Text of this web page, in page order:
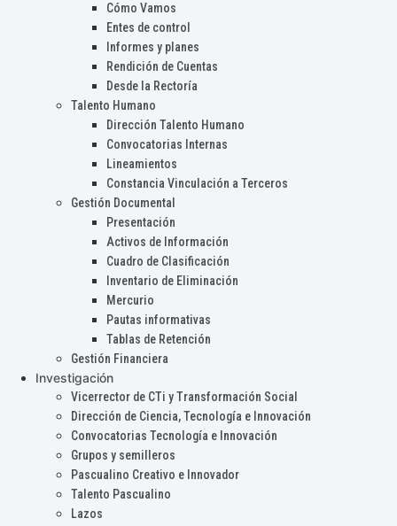
Cómo Vamos
Entes de control
Informes y planes
Rendición de Cuentas
Desde la Rectoría
Talento Humano
Dirección Talento Humano
Convocatorias Internas
Lineamientos
Constancia Vinculación a Terceros
Gestión Documental
Presentación
Activos de Información
Cuadro de Clasificación
Inventario de Eliminación
Mercurio
Pautas informativas
Tablas de Retención
Gestión Financiera
Investigación
Vicerrector de CTi y Transformación Social
Dirección de Ciencia, Tecnología e Innovación
Convocatorias Tecnología e Innovación
Grupos y semilleros
Pascualino Creativo e Innovador
Talento Pascualino
Lazos